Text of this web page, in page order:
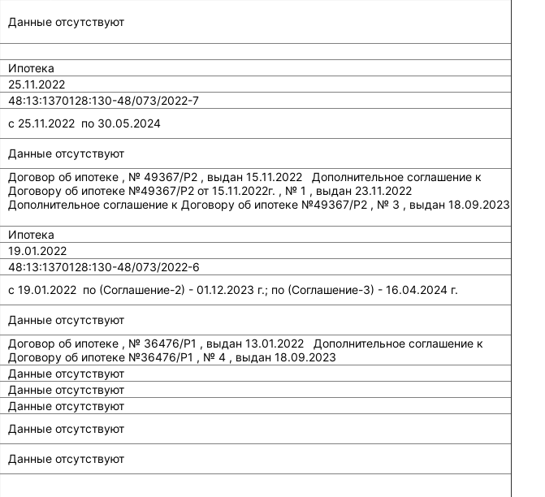
Данные отсутствуют
Ипотека
25.11.2022
48:13:1370128:130-48/073/2022-7
c 25.11.2022 по 30.05.2024
Данные отсутствуют
Договор об ипотеке , № 49367/Р2 , выдан 15.11.2022 Дополнительное соглашение к
Договору об ипотеке №49367/P2 от 15.11.2022г. , № 1 , выдан 23.11.2022
Дополнительное соглашение к Договору об ипотеке №49367/P2 , № 3 , выдан 18.09.2023
Ипотека
19.01.2022
48:13:1370128:130-48/073/2022-6
c 19.01.2022 по (Соглашение-2) - 01.12.2023 г.; по (Соглашение-3) - 16.04.2024 г.
Данные отсутствуют
Договор об ипотеке , № 36476/Р1 , выдан 13.01.2022 Дополнительное соглашение к
Договору об ипотеке №36476/P1 , № 4 , выдан 18.09.2023
Данные отсутствуют
Данные отсутствуют
Данные отсутствуют
Данные отсутствуют
Данные отсутствуют